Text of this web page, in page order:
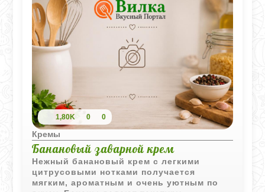
1,80K 0 0
Кремы
Банановый заварной крем
Нежный банановый крем с легкими
цитрусовыми нотками получается
мягким, ароматным и очень уютным по